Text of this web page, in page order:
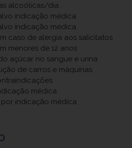
alcoólicas/dia
indicação médica
indicação médica
caso de alergia aos salicilatos
menores de 12 anos
açúcar no sangue e urina
de carros e máquinas
médica
indicação médica